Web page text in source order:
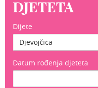
DJETETA
Dijete
Djevojčica
Datum rođenja djeteta